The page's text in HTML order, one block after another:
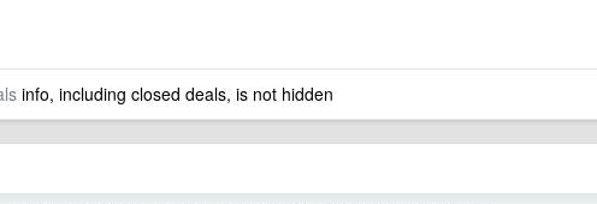
info, including closed deals, is not hidden